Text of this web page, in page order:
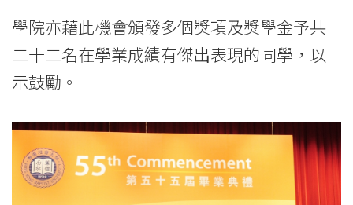
香
港
浸
會
大
學
學院亦藉此機會頒發多個獎項及獎學金予共
二十二名在學業成績有傑出表現的同學，以
示鼓勵。